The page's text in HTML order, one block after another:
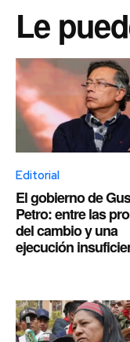
Le
Editorial
El gobierno de
Petro: entre las
del cambio y una
ejecución